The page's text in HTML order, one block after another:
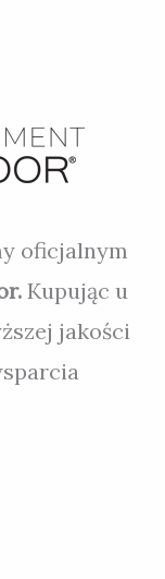
oficjalnym
Kupując u
jakości